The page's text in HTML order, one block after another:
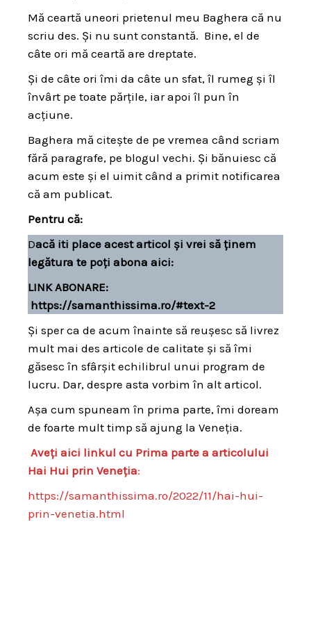
Mă ceartă uneori prietenul meu Baghera că nu
scriu des. Și nu sunt constantă. Bine, el de
câte ori mă ceartă are dreptate.
Și de câte ori îmi da câte un sfat, îl rumeg și îl
învârt pe toate părțile, iar apoi îl pun în
acțiune.
Baghera mă citește de pe vremea când scriam
fără paragrafe, pe blogul vechi. Și bănuiesc că
acum este și el uimit când a primit notificarea
că am publicat.
Pentru că:
Dacă iti place acest articol și vrei să ținem
legătura te poți abona aici:
LINK ABONARE:
https://samanthissima.ro/#text-2
Și sper ca de acum înainte să reușesc să livrez
mult mai des articole de calitate și să îmi
găsesc în sfârșit echilibrul unui program de
lucru. Dar, despre asta vorbim în alt articol.
Așa cum spuneam în prima parte, îmi doream
de foarte mult timp să ajung la Veneția.
Aveți aici linkul cu Prima parte a articolului
Hai Hui prin Veneția:
https://samanthissima.ro/2022/11/hai-hui-
prin-venetia.html